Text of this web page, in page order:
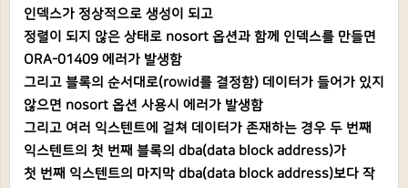
인덱스가 정상적으로 생성이 되고
정렬이 되지 않은 상태로 nosort 옵션과 함께 인덱스를 만들면
ORA-01409 에러가 발생함
그리고 블록의 순서대로(rowid를 결정함) 데이터가 들어가 있지
않으면 nosort 옵션 사용시 에러가 발생함
그리고 여러 익스텐트에 걸쳐 데이터가 존재하는 경우 두 번째
익스텐트의 첫 번째 블록의 dba(data block address)가
첫 번째 익스텐트의 마지막 dba(data block address)보다 작